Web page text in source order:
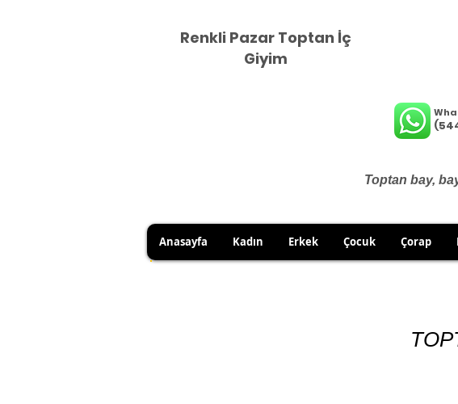
Renkli Pazar Toptan İç
Giyim
Toptan bay,
Anasayfa Kadın Erkek Çocuk Çorap